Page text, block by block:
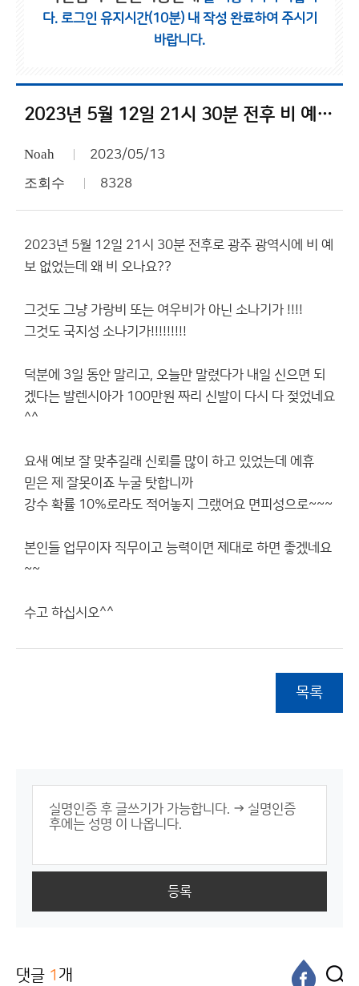
다. 로그인 유지시간(10분) 내 작성 완료하여 주시기
바랍니다.
2023년 5월 12일 21시 30분 전후 비 예보 없엇는데 왜 비 오나요
Noah 2023/05/13
조회수 8328
2023년 5월 12일 21시 30분 전후로 광주 광역시에 비 예
보 없었는데 왜 비 오나요??
그것도 그냥 가랑비 또는 여우비가 아닌 소나기가 !!!!
그것도 국지성 소나기가!!!!!!!!!
덕분에 3일 동안 말리고, 오늘만 말렸다가 내일 신으면 되
겠다는 발렌시아가 100만원 짜리 신발이 다시 다 젖었네요
^^
요새 예보 잘 맞추길래 신뢰를 많이 하고 있었는데 에휴
믿은 제 잘못이죠 누굴 탓합니까
강수 확률 10%로라도 적어놓지 그랬어요 면피성으로~~~
본인들 업무이자 직무이고 능력이면 제대로 하면 좋겠네요
~~
수고 하십시오^^
목록
등록
댓글 1 개